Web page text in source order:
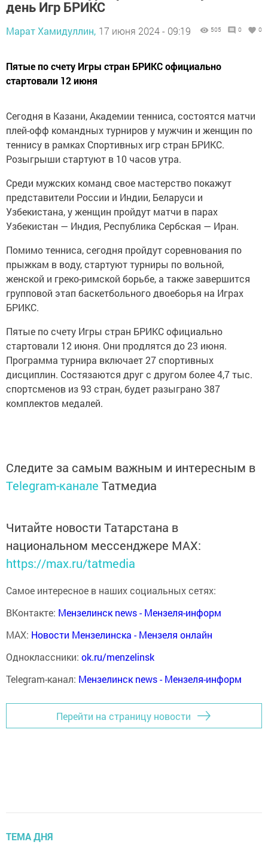
день Игр БРИКС
Марат Хамидуллин, 17 июня 2024 - 09:19 505 0 0
Пятые по счету Игры стран БРИКС официально
стартовали 12 июня
Сегодня в Казани, Академии тенниса, состоятся матчи
плей-офф командных турниров у мужчин и женщин по
теннису в рамках Спортивных игр стран БРИКС.
Розыгрыши стартуют в 10 часов утра.
Среди мужских команд свое мастерство покажут
представители России и Индии, Беларуси и
Узбекистана, у женщин пройдут матчи в парах
Узбекистан — Индия, Республика Сербская — Иран.
Помимо тенниса, сегодня пройдут соревнования по
прыжкам в воду, стартуют турниры по вольной,
женской и греко-римской борьбе, а также завершится
групповой этап баскетбольного двоеборья на Играх
БРИКС.
Пятые по счету Игры стран БРИКС официально
стартовали 12 июня. Они продлятся до 23 июня.
Программа турнира включает 27 спортивных
дисциплин. Состязаются друг с другом более 4,7 тыс.
спортсменов из 93 стран, будет разыграно 387
комплектов медалей.
Следите за самым важным и интересным в
Telegram-канале Татмедиа
Читайте новости Татарстана в
национальном мессенджере MАХ:
https://max.ru/tatmedia
Самое интересное в наших социальных сетях:
ВКонтакте: Мензелинск news - Мензеля-информ
MAX: Новости Мензелинска - Мензеля онлайн
Одноклассники: ok.ru/menzelinsk
Telegram-канал: Мензелинск news - Мензеля-информ
Перейти на страницу новости
ТЕМА ДНЯ